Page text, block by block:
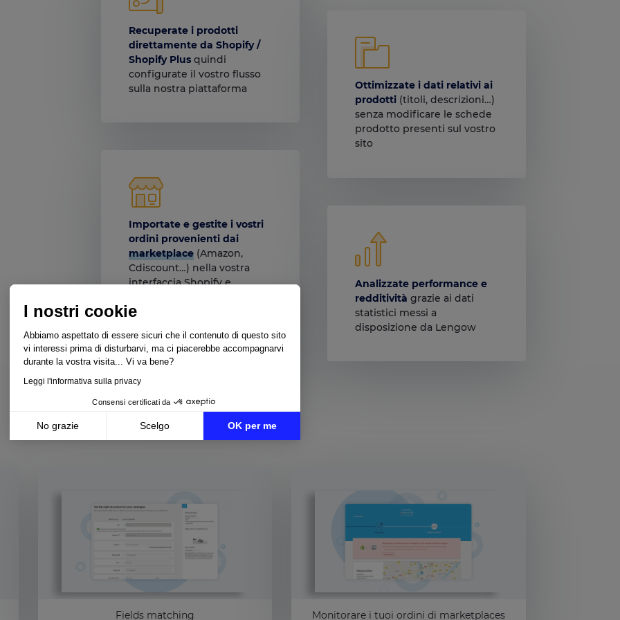
I nostri cookie
Abbiamo aspettato di essere sicuri che il contenuto di questo sito
vi interessi prima di disturbarvi, ma ci piacerebbe accompagnarvi
durante la vostra visita... Vi va bene?
Leggi l'informativa sulla privacy
Consensi certificati da
No grazie Scelgo
OK per me
Recuperate i prodotti
direttamente da Shopify /
Shopify Plus quindi
configurate il vostro flusso
sulla nostra piattaforma
Importate e gestite i vostri
ordini provenienti dai
marketplace (Amazon,
Cdiscount…) nella vostra
interfaccia Shopify e
per avere sempre schede
aggiornate.
Ottimizzate i dati relativi ai
prodotti (titoli, descrizioni…)
senza modificare le schede
prodotto presenti sul vostro
sito
Analizzate performance e
redditività grazie ai dati
statistici messi a
disposizione da Lengow
Fields matching Monitorare i tuoi ordini di marketplaces